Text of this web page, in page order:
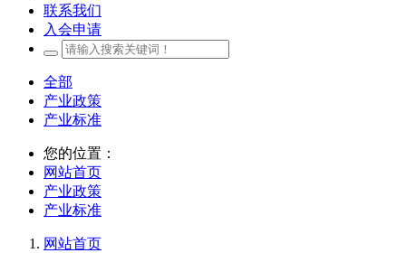
联系我们
入会申请
全部
产业政策
产业标准
您的位置：
网站首页
产业政策
产业标准
网站首页